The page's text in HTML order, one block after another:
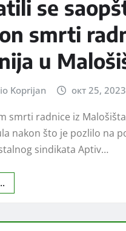
se
smrti
u
Koprijan окт 25, 2023
smrti radnice iz
nakon što je pozlilo na
sindikata Aptiv…